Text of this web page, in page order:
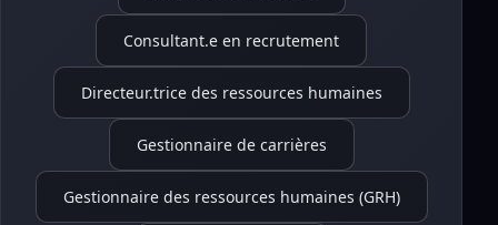
Consultant.e en recrutement
Directeur.trice des ressources humaines
Gestionnaire de carrières
Gestionnaire des ressources humaines (GRH)